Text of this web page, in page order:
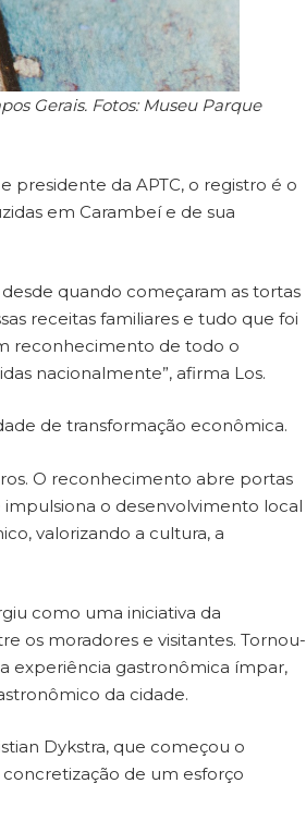
Gerais. Fotos: Museu Parque
presidente da APTC, o registro é o
em Carambeí e de sua
quando começaram as tortas
receitas familiares e tudo que foi
reconhecimento de todo o
nacionalmente”, afirma Los.
de transformação econômica.
O reconhecimento abre portas
o desenvolvimento local
valorizando a cultura, a
como uma iniciativa da
os moradores e visitantes. Tornou-
experiência gastronômica ímpar,
da cidade.
Dykstra, que começou o
de um esforço